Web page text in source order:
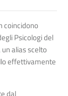
coincidono
Psicologi del
alias scelto
effettivamente
dal